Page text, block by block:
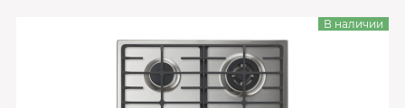
В наличии